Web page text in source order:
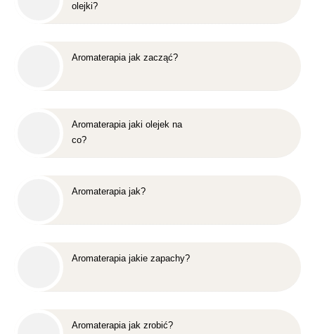
olejki?
Aromaterapia jak zacząć?
Aromaterapia jaki olejek na
co?
Aromaterapia jak?
Aromaterapia jakie zapachy?
Aromaterapia jak zrobić?